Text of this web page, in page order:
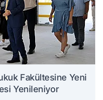
Fakültesine Yeni
Yenileniyor